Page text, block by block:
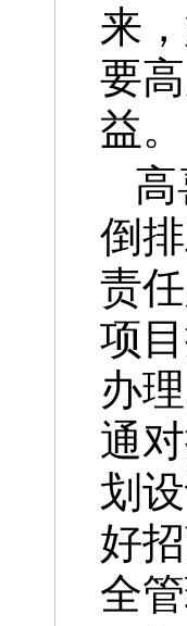
来
要
益。
倒
责
项
办
通
划
好
全